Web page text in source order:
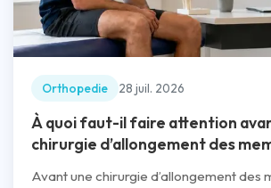
Orthopedie 28 juil. 2026
À quoi faut-il faire attention
chirurgie d’allongement des
Avant une chirurgie d’allongement des